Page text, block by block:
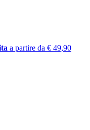
a partire da € 49,90